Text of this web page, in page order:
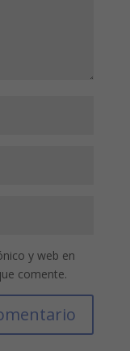
y web en
comente.